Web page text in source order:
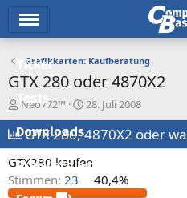
Ticker
Tests
Downloads
Preisvergleich
Grafikkarten: Kaufberatung
GTX 280 oder 4870X2
E
r
s
t
e
l
l
Neo772™
E
r
s
t
e
l
28. Juli 2008
GTX 280, 4870X2 oder
GTX280 kaufen
Stimmen: 23 40,4%